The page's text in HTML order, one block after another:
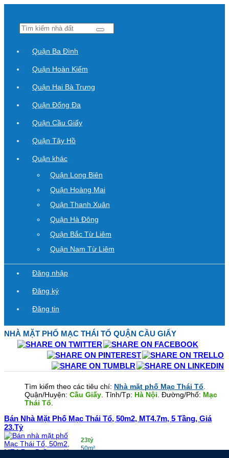
Quận Ba Đình
Quận Hoàn Kiếm
Quận Hai Bà Trưng
Quận Đống Đa
Quận Cầu Giấy
Quận Tây Hồ
Quận khác
Quận Long Biên
Quận Hoàng Mai
Quận Thanh Xuân
Quận Hà Đông
Quận Bắc Từ Liêm
Quận Nam Từ Liêm
Đăng nhập
Đăng ký
Đăng tin
NHÀ MẶT PHỐ MẠC THÁI TỔ QUẬN CẦU GIẤY
Tìm kiếm theo các tiêu chí: Nhà mặt phố Mạc Thái Tổ.
Quận/Huyện: Cầu Giấy. Tỉnh/Tp: Hà Nội. Đường/Phố: Mạc
Thái Tổ.
Bán Nhà Mặt Phố Mạc Thái Tổ, 50m2, MT4.7m, 5 Tầng, Giá
23.tỷ
23tỷ
50m²